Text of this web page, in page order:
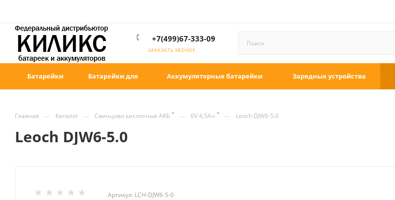
+7(499)67-333-09
ЗАКАЗАТЬ ЗВОНОК
Батарейки Батарейки для Аккумуляторные батарейки Зарядные устройства
Главная — Каталог — Свинцово кислотные АКБ — 6V 4,5Ач — Leoch DJW6-5.0
Leoch DJW6-5.0
Артикул: LCH-DJW6-5-0